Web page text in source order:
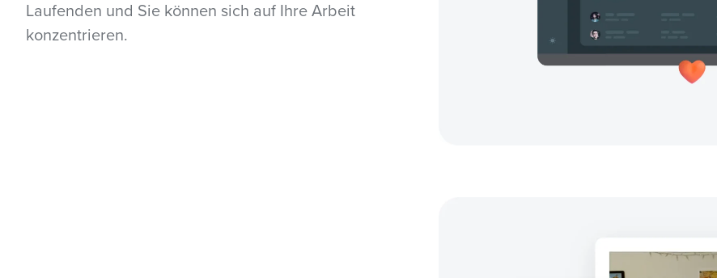
Laufenden und Sie können sich auf Ihre Arbeit
konzentrieren.